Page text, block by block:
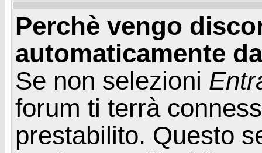
Perchè vengo
automaticamente
Se non selezioni
forum ti terrà
prestabilito. Questo